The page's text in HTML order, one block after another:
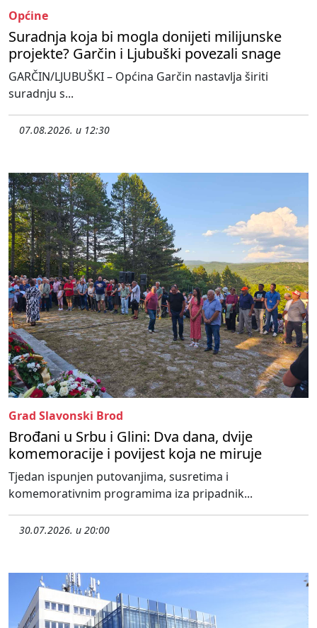
Općine
Suradnja koja bi mogla donijeti milijunske
projekte? Garčin i Ljubuški povezali snage
GARČIN/LJUBUŠKI – Općina Garčin nastavlja širiti
suradnju s...
07.08.2026. u 12:30
Grad Slavonski Brod
Brođani u Srbu i Glini: Dva dana, dvije
komemoracije i povijest koja ne miruje
Tjedan ispunjen putovanjima, susretima i
komemorativnim programima iza pripadnik...
30.07.2026. u 20:00